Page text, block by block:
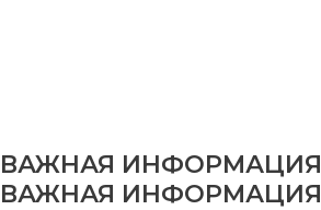
ВАЖНАЯ ИНФОРМАЦИЯ
ВАЖНАЯ ИНФОРМАЦИЯ